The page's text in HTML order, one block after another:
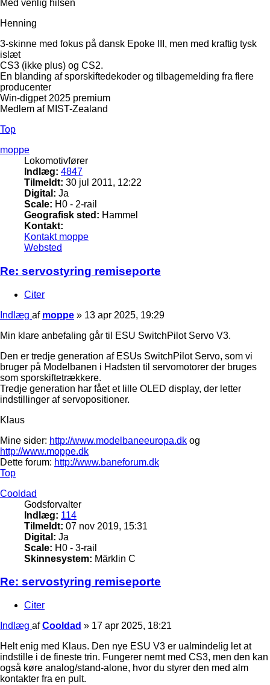
Med venlig hilsen
Henning
3-skinne med fokus på dansk Epoke III, men med kraftig tysk
islæt
CS3 (ikke plus) og CS2.
En blanding af sporskiftedekoder og tilbagemelding fra flere
producenter
Win-digpet 2025 premium
Medlem af MIST-Zealand
Top
moppe
Lokomotivfører
Indlæg: 4847
Tilmeldt: 30 jul 2011, 12:22
Digital: Ja
Scale: H0 - 2-rail
Geografisk sted: Hammel
Kontakt:
Kontakt moppe
Websted
Re: servostyring remiseporte
Citer
Indlæg af moppe » 13 apr 2025, 19:29
Min klare anbefaling går til ESU SwitchPilot Servo V3.
Den er tredje generation af ESUs SwitchPilot Servo, som vi
bruger på Modelbanen i Hadsten til servomotorer der bruges
som sporskiftetrækkere.
Tredje generation har fået et lille OLED display, der letter
indstillinger af servopositioner.
Klaus
Mine sider: http://www.modelbaneeuropa.dk og
http://www.moppe.dk
Dette forum: http://www.baneforum.dk
Top
Cooldad
Godsforvalter
Indlæg: 114
Tilmeldt: 07 nov 2019, 15:31
Digital: Ja
Scale: H0 - 3-rail
Skinnesystem: Märklin C
Re: servostyring remiseporte
Citer
Indlæg afCooldad » 17 apr 2025, 18:21
Helt enig med Klaus. Den nye ESU V3 er ualmindelig let at
indstille i de fineste trin. Fungerer nemt med CS3, men den kan
også køre analog/stand-alone, hvor du styrer den med alm
kontakter fra en pult.